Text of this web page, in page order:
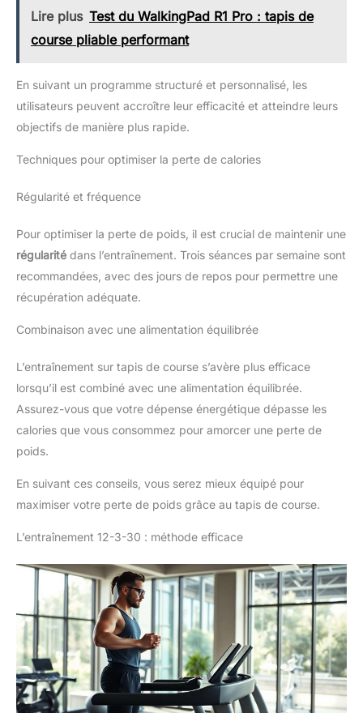
Lire plus Test du WalkingPad R1 Pro : tapis de
course pliable performant
En suivant un programme structuré et personnalisé, les
utilisateurs peuvent accroître leur efficacité et atteindre leurs
objectifs de manière plus rapide.
Techniques pour optimiser la perte de calories
Régularité et fréquence
Pour optimiser la perte de poids, il est crucial de maintenir une
régularité dans l’entraînement. Trois séances par semaine sont
recommandées, avec des jours de repos pour permettre une
récupération adéquate.
Combinaison avec une alimentation équilibrée
L’entraînement sur tapis de course s’avère plus efficace
lorsqu’il est combiné avec une alimentation équilibrée.
Assurez-vous que votre dépense énergétique dépasse les
calories que vous consommez pour amorcer une perte de
poids.
En suivant ces conseils, vous serez mieux équipé pour
maximiser votre perte de poids grâce au tapis de course.
L’entraînement 12-3-30 : méthode efficace